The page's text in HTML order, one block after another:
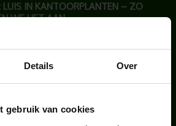
Details Over
gebruik van cookies
LUIS IN KANTOORPLANTEN – ZO
WE HET AAN
HOUSE UTRECHT